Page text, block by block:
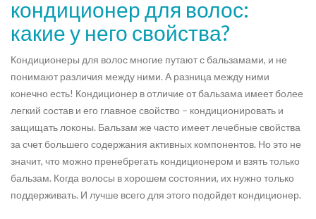
кондиционер для волос:
какие у него свойства?
Кондиционеры для волос многие путают с бальзамами, и не
понимают различия между ними. А разница между ними
конечно есть! Кондиционер в отличие от бальзама имеет более
легкий состав и его главное свойство – кондиционировать и
защищать локоны. Бальзам же часто имеет лечебные свойства
за счет большего содержания активных компонентов. Но это не
значит, что можно пренебрегать кондиционером и взять только
бальзам. Когда волосы в хорошем состоянии, их нужно только
поддерживать. И лучше всего для этого подойдет кондиционер.